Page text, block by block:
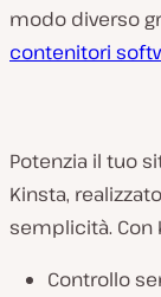
modo diverso
contenitori
Potenzia il tuo
Kinsta,
semplicità. Con
Controllo